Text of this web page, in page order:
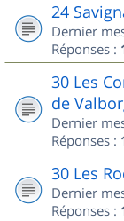
24
Dernier
Réponses :
30 Les
de
Dernier
Réponses :
30 Les
Dernier
Réponses :